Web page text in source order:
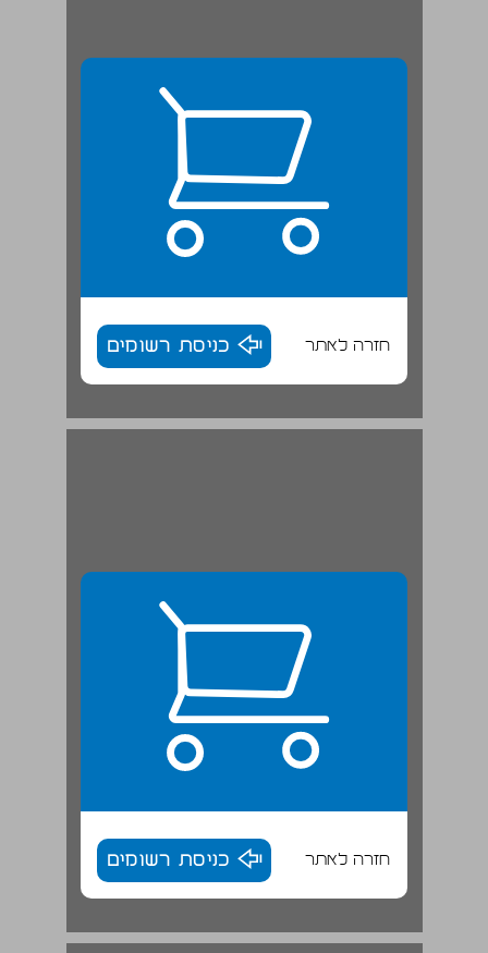
חזרה לאתר כניסת רשומים
חזרה לאתר כניסת רשומים
פרק 1. אפקטיביות השירות הציבורי – ישראל בהשוואה למדינות ה־OECD ... 17